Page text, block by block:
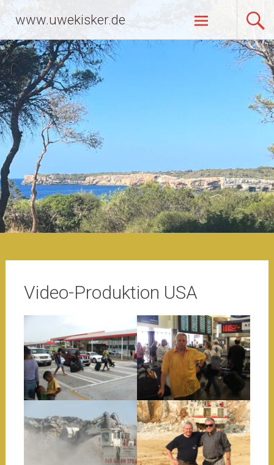
Inhalt
springen
www.uwekisker.de
Video-Produktion USA